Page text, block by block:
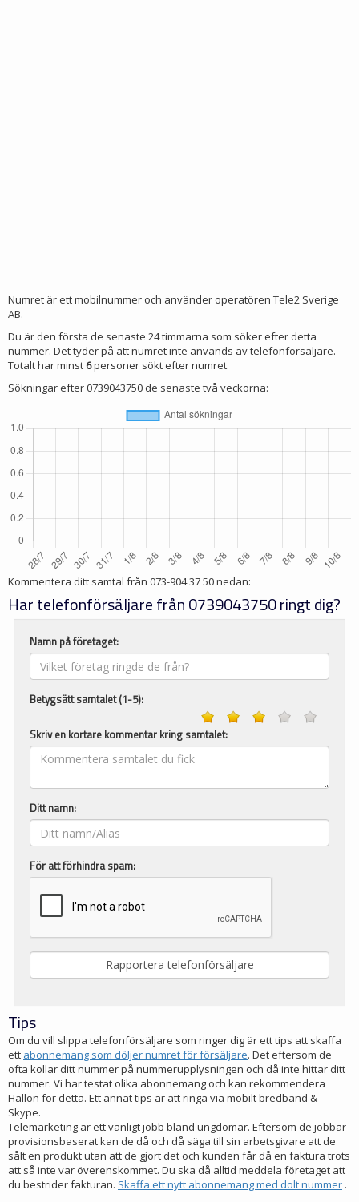
Numret är ett mobilnummer och använder operatören Tele2 Sverige
AB.
Du är den första de senaste 24 timmarna som söker efter detta
nummer. Det tyder på att numret inte används av telefonförsäljare.
Totalt har minst 6personer sökt efter numret.
Sökningar efter 0739043750 de senaste två veckorna:
Kommentera ditt samtal från 073-904 37 50nedan:
Har telefonförsäljare från 0739043750 ringt dig?
Namn på företaget:
Betygsätt samtalet (1-5):
Skriv en kortare kommentar kring samtalet:
Ditt namn:
För att förhindra spam:
Tips
Om du vill slippa telefonförsäljare som ringer dig är ett tips att skaffa
ett abonnemang som döljer numret för försäljare. Det eftersom de
ofta kollar ditt nummer på nummerupplysningen och då inte hittar ditt
nummer. Vi har testat olika abonnemang och kan rekommendera
Hallon för detta. Ett annat tips är att ringa via mobilt bredband &
Skype.
Telemarketing är ett vanligt jobb bland ungdomar. Eftersom de jobbar
provisionsbaserat kan de då och då säga till sin arbetsgivare att de
sålt en produkt utan att de gjort det och kunden får då en faktura trots
att så inte var överenskommet. Du ska då alltid meddela företaget att
du bestrider fakturan. Skaffa ett nytt abonnemang med dolt nummer .